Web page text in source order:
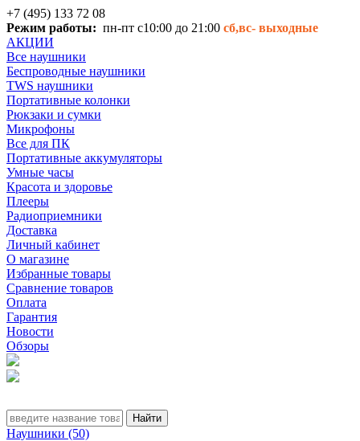
+7 (495) 133 72 08
Режим работы: пн-пт с10:00 до 21:00 сб,вс- выходные
АКЦИИ
Все наушники
Беспроводные наушники
TWS наушники
Портативные колонки
Рюкзаки и сумки
Микрофоны
Все для ПК
Портативные аккумуляторы
Умные часы
Красота и здоровье
Плееры
Радиоприемники
Доставка
Личный кабинет
О магазине
Избранные товары
Сравнение товаров
Оплата
Гарантия
Новости
Обзоры
Наушники (50)